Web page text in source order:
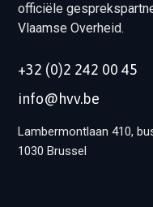
officiële
Vlaamse Overheid.
+32 (0)2 242 00 45
info@hvv.be
Lambermontlaan 410,
1030 Brussel